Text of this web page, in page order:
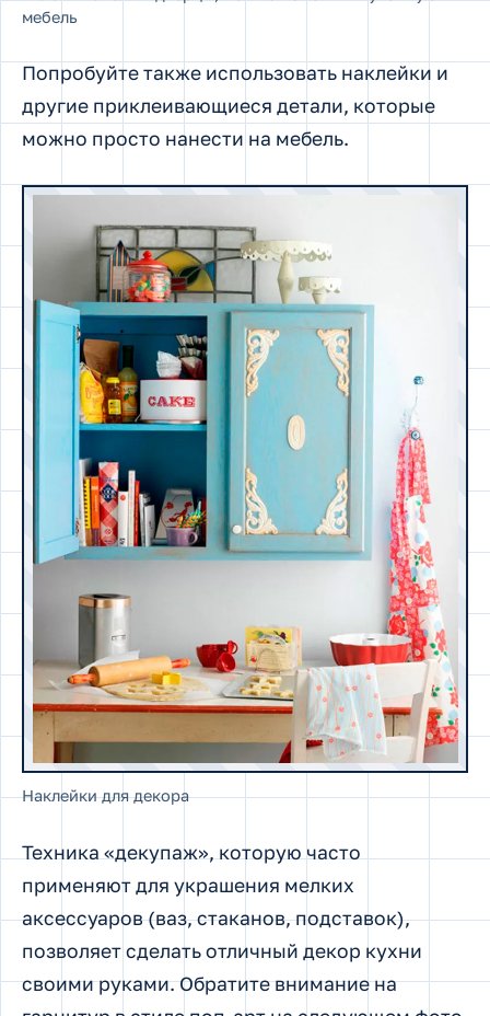
мебель
Попробуйте также использовать наклейки и
другие приклеивающиеся детали, которые
можно просто нанести на мебель.
Наклейки для декора
Техника «декупаж», которую часто
применяют для украшения мелких
аксессуаров (ваз, стаканов, подставок),
позволяет сделать отличный декор кухни
своими руками. Обратите внимание на